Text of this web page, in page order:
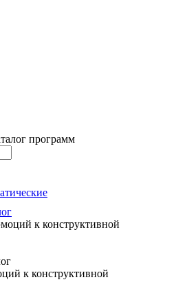
программ
к конструктивной